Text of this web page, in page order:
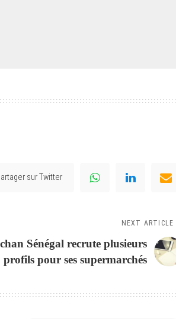
sur Twitter
NEXT ARTICLE
Sénégal recrute plusieurs
profils pour ses supermarchés